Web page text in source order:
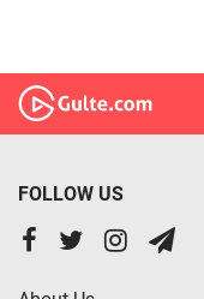
FOLLOW US